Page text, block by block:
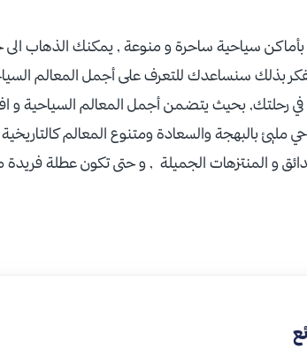
سياحية ساحرة و منوعة , يمكنك الذهاب الى
بذلك سنساعدك للتعرف على أجمل المعالم
ليساعدك في رحلتك, بحيث يتضمن أجمل المعالم
مليئ بالبهجة والسعادة ومتنوع المعالم
و المنتزهات الجميلة , و حتى تكون عطلة فريدة